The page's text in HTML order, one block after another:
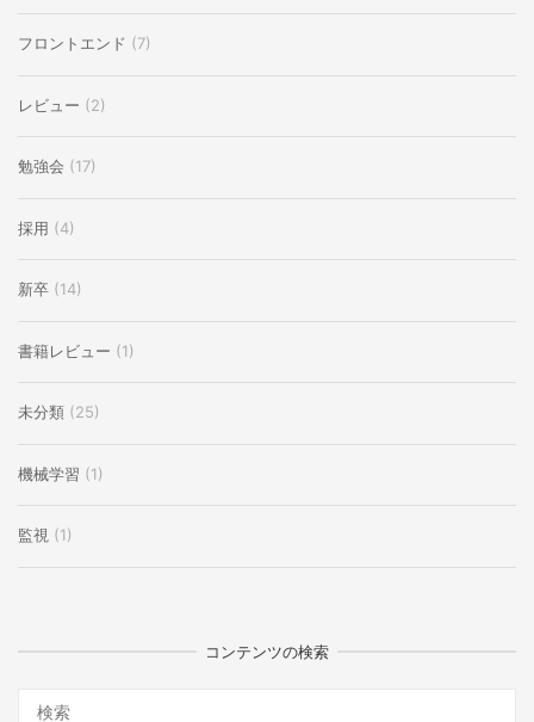
フロントエンド (7)
レビュー (2)
勉強会 (17)
採用 (4)
新卒 (14)
書籍レビュー (1)
未分類 (25)
機械学習 (1)
監視 (1)
コンテンツの検索